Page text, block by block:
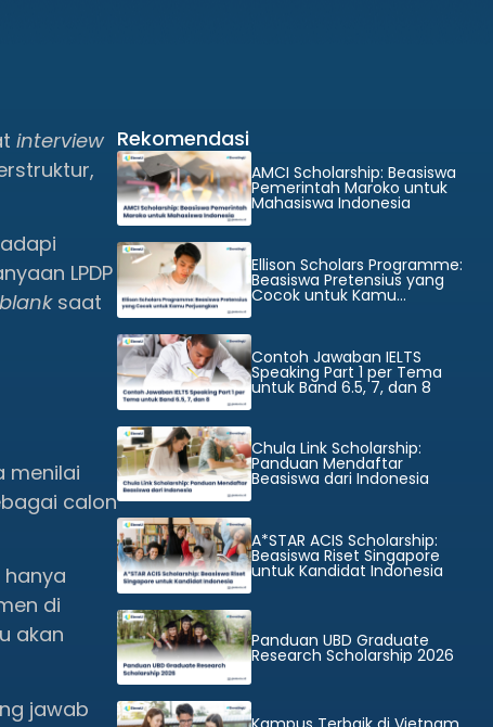
interview
LPDP
blank saat
menilai
calon
hanya
di
akan
jawab
Rekomendasi
AMCI Scholarship: Beasiswa
Pemerintah Maroko untuk
Mahasiswa Indonesia
Ellison Scholars Programme:
Beasiswa Pretensius yang
Cocok untuk Kamu
Perjuangkan
Contoh Jawaban IELTS
Speaking Part 1 per Tema
untuk Band 6.5, 7, dan 8
Chula Link Scholarship:
Panduan Mendaftar
Beasiswa dari Indonesia
A*STAR ACIS Scholarship:
Beasiswa Riset Singapore
untuk Kandidat Indonesia
Panduan UBD Graduate
Research Scholarship 2026